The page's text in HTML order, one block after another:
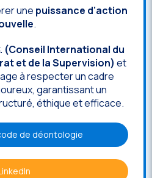
une puissance d’action
.
(Conseil International du
et de la Supervision) et
à respecter un cadre
garantissant un
éthique et efficace.
de déontologie